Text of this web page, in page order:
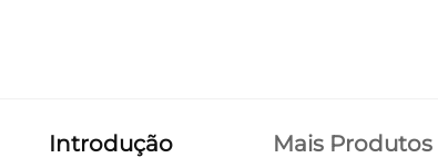
Introdução Mais Produtos